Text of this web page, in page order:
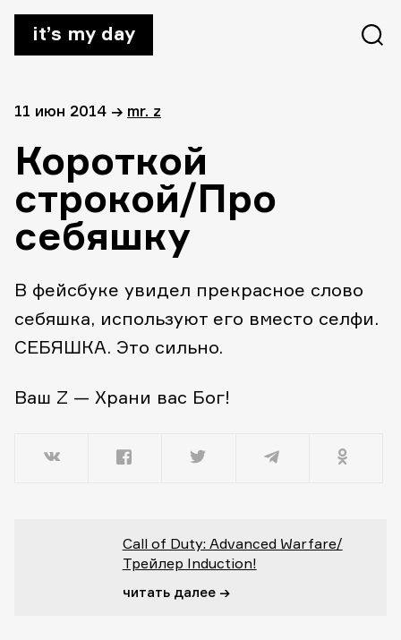
it’s my day
11 июн 2014 → mr. z
Короткой
строкой/Про
себяшку
В фейсбуке увидел прекрасное слово
себяшка, используют его вместо селфи.
СЕБЯШКА. Это сильно.
Ваш Z — Храни вас Бог!
Call of Duty: Advanced Warfare/
Трейлер Induction!
читать далее →